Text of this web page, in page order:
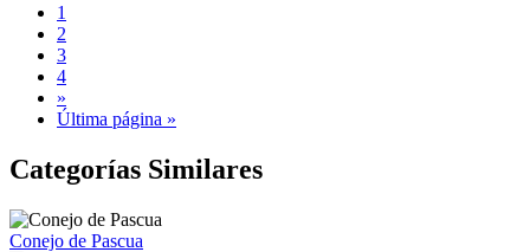
1
2
3
4
»
Última página »
Categorías Similares
Conejo de Pascua